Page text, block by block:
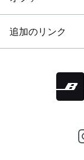
追加のリンク